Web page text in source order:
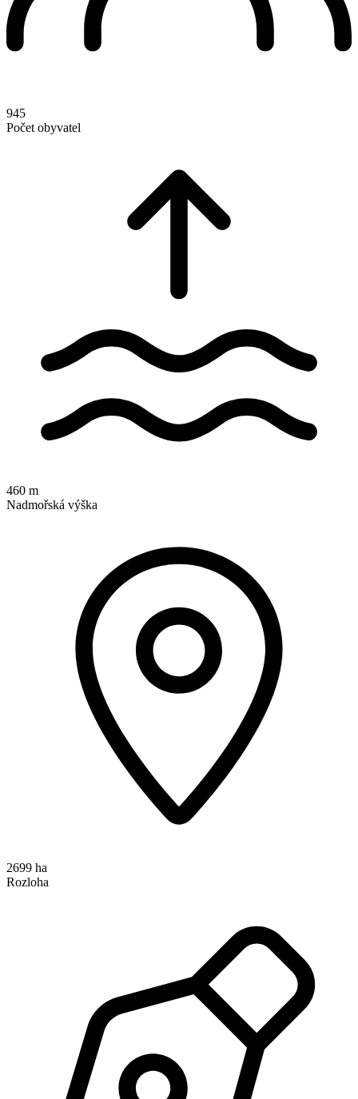
945
Počet obyvatel
460 m
Nadmořská výška
2699 ha
Rozloha